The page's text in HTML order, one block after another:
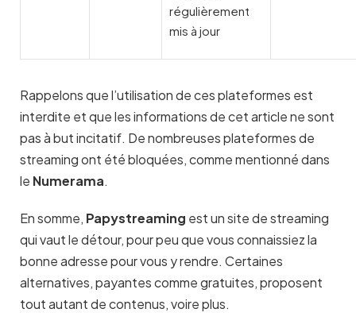
régulièrement
mis à jour
Rappelons que l’utilisation de ces plateformes est
interdite et que les informations de cet article ne sont
pas à but incitatif. De nombreuses plateformes de
streaming ont été bloquées, comme mentionné dans
le Numerama.
En somme, Papystreaming est un site de streaming
qui vaut le détour, pour peu que vous connaissiez la
bonne adresse pour vous y rendre. Certaines
alternatives, payantes comme gratuites, proposent
tout autant de contenus, voire plus.